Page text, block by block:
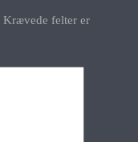
Krævede felter er